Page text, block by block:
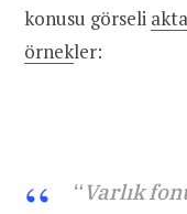
konusu görseli
örnekler:
“Varlık